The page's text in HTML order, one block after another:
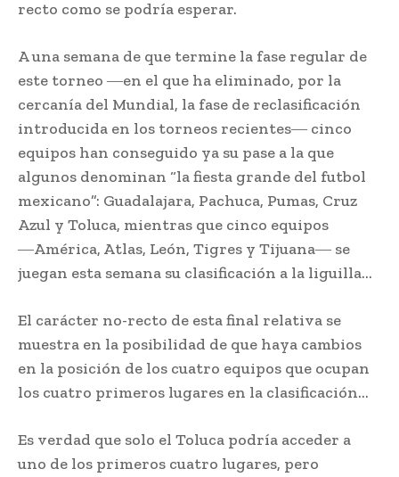
recto como se podría esperar.
A una semana de que termine la fase regular de
este torneo ―en el que ha eliminado, por la
cercanía del Mundial, la fase de reclasificación
introducida en los torneos recientes― cinco
equipos han conseguido ya su pase a la que
algunos denominan “la fiesta grande del futbol
mexicano”: Guadalajara, Pachuca, Pumas, Cruz
Azul y Toluca, mientras que cinco equipos
―América, Atlas, León, Tigres y Tijuana― se
juegan esta semana su clasificación a la liguilla…
El carácter no-recto de esta final relativa se
muestra en la posibilidad de que haya cambios
en la posición de los cuatro equipos que ocupan
los cuatro primeros lugares en la clasificación…
Es verdad que solo el Toluca podría acceder a
uno de los primeros cuatro lugares, pero